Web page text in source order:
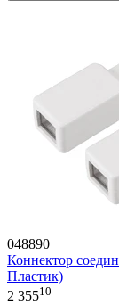
048890
Коннектор
Пластик)
2 35510